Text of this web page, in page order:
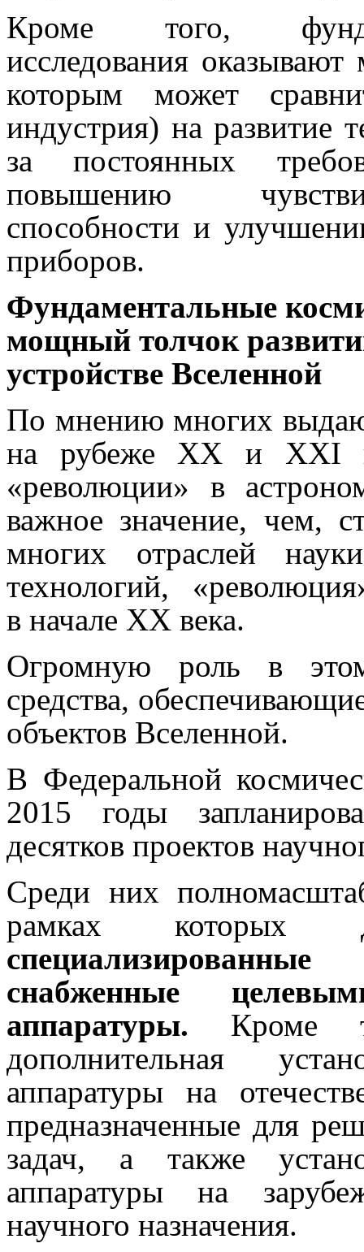
Кроме того,
исследования
которым может
индустрия) на развитие
за постоянных
повышению
способности и
приборов.
Фундаментальные
мощный толчок
устройстве Вселенной
По мнению многих
на рубеже ХХ и ХХI
«революции» в
важное значение, чем,
многих отраслей
технологий,
в начале ХХ века.
Огромную роль в
средства,
объектов Вселенной.
В Федеральной
2015 годы
десятков проектов
Среди них
рамках которых
снабженные
аппаратуры. Кроме
дополнительная
аппаратуры на
предназначенные для
задач, а также
аппаратуры на
научного назначения.